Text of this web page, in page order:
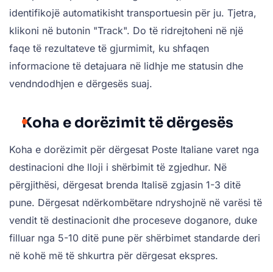
identifikojë automatikisht transportuesin për ju. Tjetra,
klikoni në butonin "Track". Do të ridrejtoheni në një
faqe të rezultateve të gjurmimit, ku shfaqen
informacione të detajuara në lidhje me statusin dhe
vendndodhjen e dërgesës suaj.
Koha e dorëzimit të dërgesës
Koha e dorëzimit për dërgesat Poste Italiane varet nga
destinacioni dhe lloji i shërbimit të zgjedhur. Në
përgjithësi, dërgesat brenda Italisë zgjasin 1-3 ditë
pune. Dërgesat ndërkombëtare ndryshojnë në varësi të
vendit të destinacionit dhe proceseve doganore, duke
filluar nga 5-10 ditë pune për shërbimet standarde deri
në kohë më të shkurtra për dërgesat ekspres.